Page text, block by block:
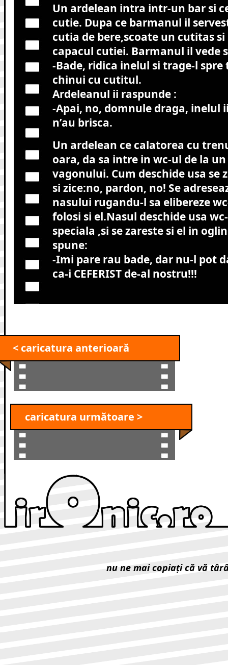
Un ardelean intra intr-un bar si
cutie. Dupa ce barmanul il
cutia de bere,scoate un cutitas si
capacul cutiei. Barmanul il vede
-Bade, ridica inelul si trage-l
chinui cu cutitul.
Ardeleanul ii raspunde :
-Apai, no, domnule draga, inelul
n’au brisca.
Un ardelean ce calatorea cu
oara, da sa intre in wc-ul de la
vagonului. Cum deschide usa se
si zice:no, pardon, no! Se
nasului rugandu-l sa elibereze
folosi si el.Nasul deschide usa
speciala ,si se zareste si el in
spune:
-Imi pare rau bade, dar nu-l pot
ca-i CEFERIST de-al nostru!!!
< caricatura anterioară
caricatura următoare >
nu ne mai copiaţi că vă